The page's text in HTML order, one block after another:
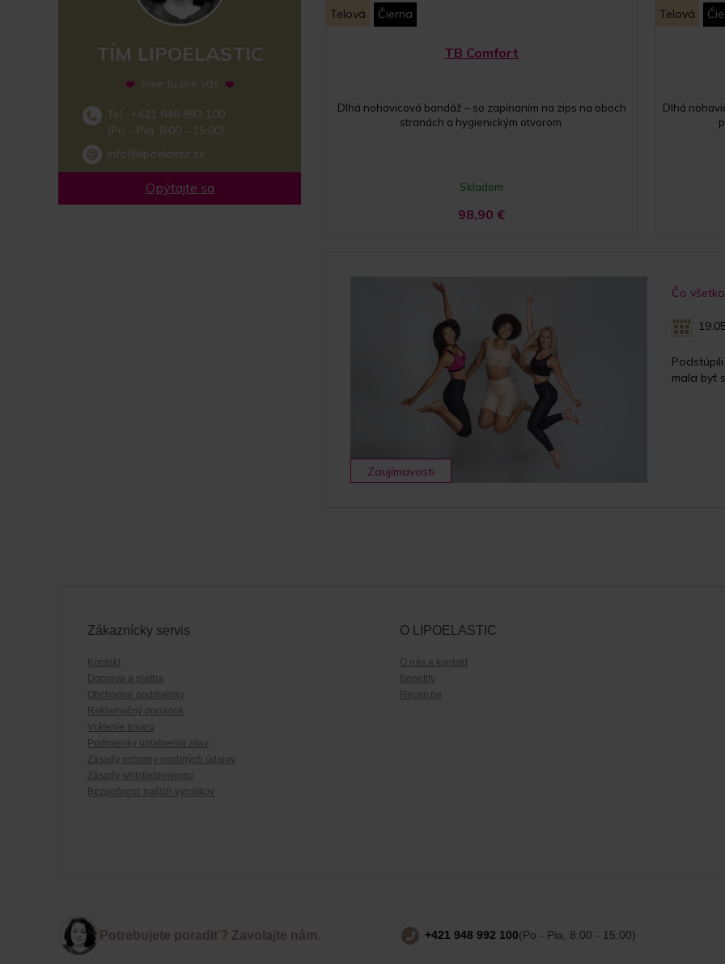
TÍM LIPOELASTIC
Sme tu pre vás
Tel.: +421 948 992 100
(Po - Pia, 8:00 - 15:00)
info@lipoelastic.sk
Opýtajte sa
Telová Čierna
TB Comfort
Dlhá nohavicová bandáž – so zapínaním na zips na oboch
stranách a hygienickým otvorom
Skladom
98,90 €
Telová
Dlhá
Zaujímavosti
Čo
mala byť
Zákaznícky servis
Kontakt
Doprava a platba
Obchodné podmienky
Reklamačný poriadok
Vrátenie tovaru
Podmienky uplatnenia zliav
Zásady ochrany osobných údajov
Zásady whistleblowingu
Bezpečnosť našich výrobkov
O LIPOELASTIC
O nás a kontakt
Benefity
Recenzie
Potrebujete poradiť? Zavolajte nám. +421 948 992 100(Po - Pia, 8:00 - 15:00)